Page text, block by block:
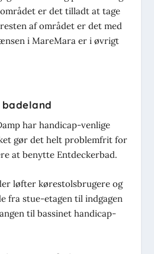
er det tilladt at tage
af området er det med
i MareMara er i øvrigt
har handicap-venlige
gør det helt problemfrit for
at benytte Entdeckerbad.
løfter kørestolsbrugere og
fra stue-etagen til indgagen
til bassinet handicap-